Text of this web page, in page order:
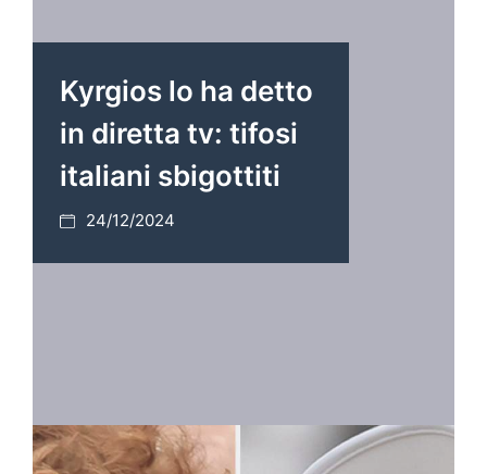
Kyrgios lo ha detto
in diretta tv: tifosi
italiani sbigottiti
24/12/2024